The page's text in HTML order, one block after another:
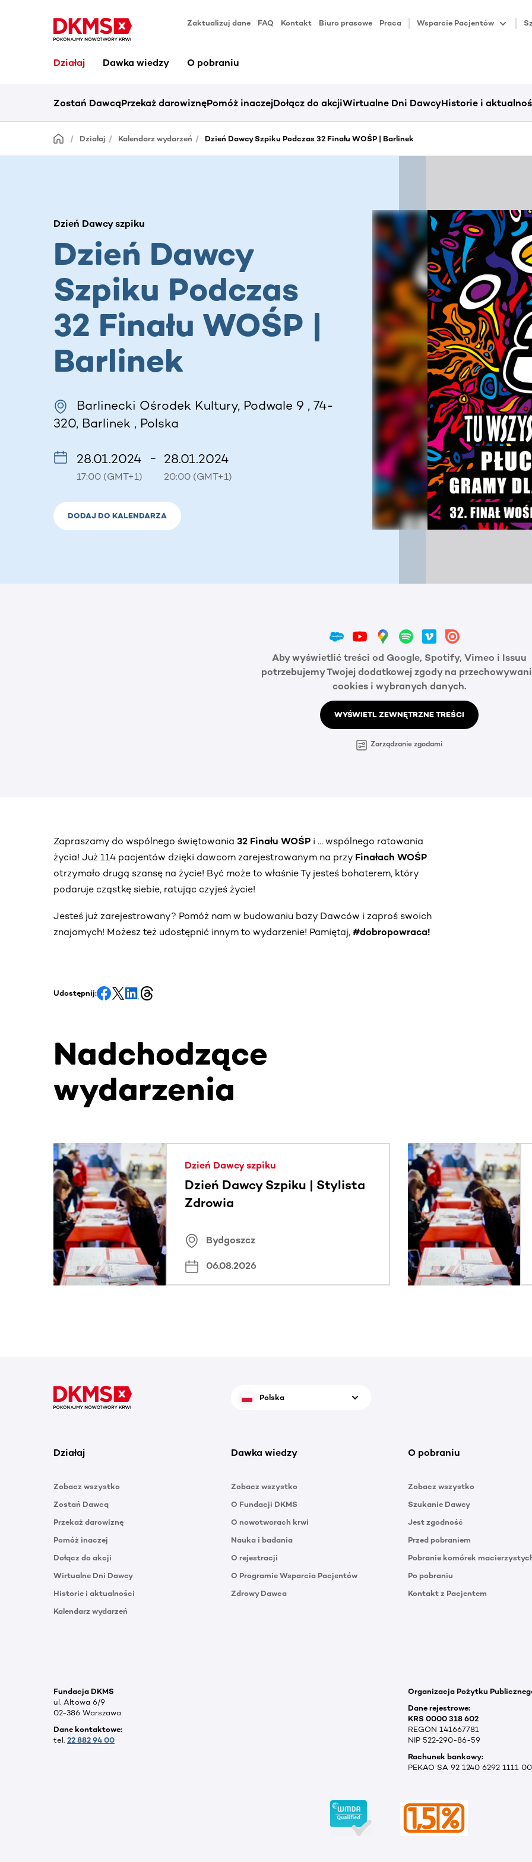
Zaktualizuj dane FAQ Kontakt Biuro prasowe Praca Wsparcie Pacjentów
Działaj Dawka wiedzy O pobraniu
Zostań DawcąPrzekaż darowiznęPomóż inaczejDołącz do akcjiWirtualne Dni DawcyHistorie i
Działaj Kalendarz wydarzeń Dzień Dawcy Szpiku Podczas 32 Finału WOŚP | Barlinek
Dzień Dawcy szpiku
Dzień Dawcy
Szpiku Podczas
32 Finału WOŚP |
Barlinek
Barlinecki Ośrodek Kultury, Podwale 9 , 74-
320, Barlinek , Polska
28.01.2024
17:00 (GMT+1)
– 28.01.2024
20:00 (GMT+1)
DODAJ DO KALENDARZA
Aby wyświetlić treści od Google, Spotify, Vimeo i Issuu
potrzebujemy Twojej dodatkowej zgody na
cookies i wybranych danych.
WYŚWIETL ZEWNĘTRZNE TREŚCI
Zarządzanie zgodami
Zapraszamy do wspólnego świętowania 32 Finału WOŚP i … wspólnego ratowania
życia! Już 114 pacjentów dzięki dawcom zarejestrowanym na przy Finałach WOŚP
otrzymało drugą szansę na życie! Być może to właśnie Ty jesteś bohaterem, który
podaruje cząstkę siebie, ratując czyjeś życie!
Jesteś już zarejestrowany? Pomóż nam w budowaniu bazy Dawców i zaproś swoich
znajomych! Możesz też udostępnić innym to wydarzenie! Pamiętaj, #dobropowraca!
Udostępnij:
Nadchodzące
wydarzenia
Ta sekcja zawiera treści przewijane w poziomie. Użyj klawisza Tab lub przesuń palcem, aby zobaczyć
Dzień Dawcy szpiku
Dzień Dawcy Szpiku | Stylista
Zdrowia
Bydgoszcz
06.08.2026
Polska
Działaj
Zobacz wszystko
Zostań Dawcą
Przekaż darowiznę
Pomóż inaczej
Dołącz do akcji
Wirtualne Dni Dawcy
Historie i aktualności
Kalendarz wydarzeń
Dawka wiedzy
Zobacz wszystko
O Fundacji DKMS
O nowotworach krwi
Nauka i badania
O rejestracji
O Programie Wsparcia Pacjentów
Zdrowy Dawca
O pobraniu
Zobacz wszystko
Szukanie Dawcy
Jest zgodność
Przed pobraniem
Pobranie komórek
Po pobraniu
Kontakt z Pacjentem
Fundacja DKMS
ul. Altowa 6/9
02-386 Warszawa
Dane kontaktowe:
tel. 22 882 94 00
Organizacja Pożytku
Dane rejestrowe:
KRS 0000 318 602
REGON 141667781
NIP 522-290-86-59
Rachunek bankowy:
PEKAO SA 92 1240 6292 1111